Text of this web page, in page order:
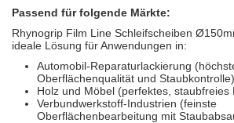
Passend für folgende Märkte:
Rhynogrip Film Line Schleifscheiben
ideale Lösung für Anwendungen in:
Automobil-Reparaturlackierung
Oberflächenqualität und Staubkontrolle)
Holz und Möbel (perfektes, staubfreies
Verbundwerkstoff-Industrien (feinste
Oberflächenbearbeitung mit